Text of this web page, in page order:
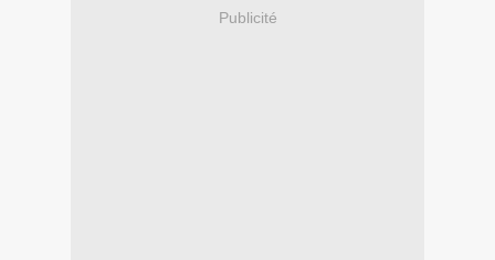
Publicité